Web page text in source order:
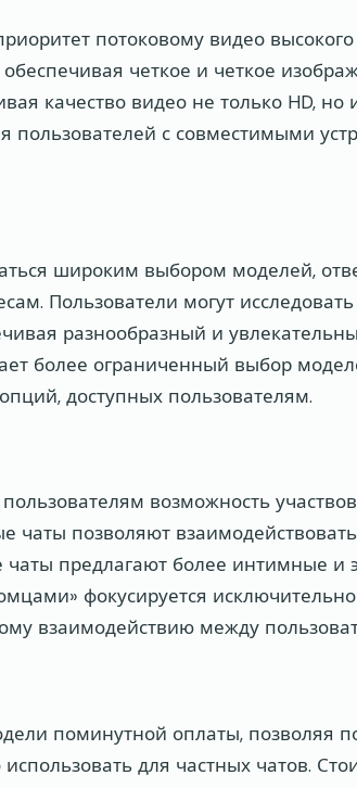
потоковому видео высокого
обеспечивая четкое и четкое
качество видео не только HD, но
пользователей с совместимыми
широким выбором моделей,
Пользователи могут
разнообразный и
более ограниченный выбор
доступных пользователям.
возможность
чаты позволяют
чаты предлагают более интимные и
фокусируется
взаимодействию между
поминутной оплаты, позволяя
для частных чатов.